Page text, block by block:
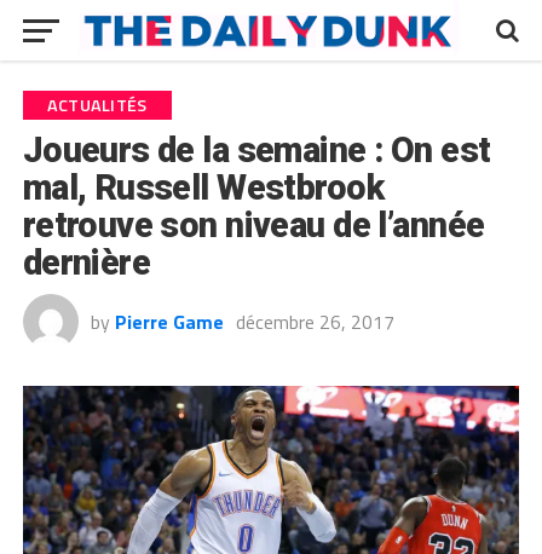
ACTUALITÉS
Joueurs de la semaine : On est
mal, Russell Westbrook
retrouve son niveau de l’année
dernière
by Pierre Game décembre 26, 2017